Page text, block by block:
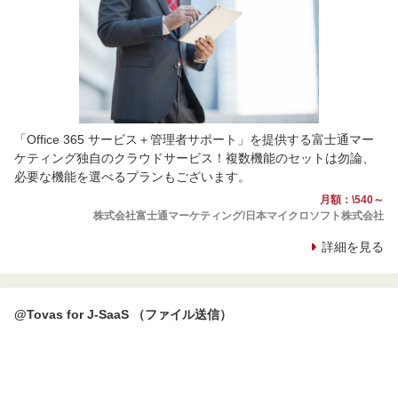
「Office 365 サービス＋管理者サポート」を提供する富士通マー
ケティング独自のクラウドサービス！複数機能のセットは勿論、
必要な機能を選べるプランもございます。
月額：\540～
株式会社富士通マーケティング/日本マイクロソフト株式会社
詳細を見る
@Tovas for J-SaaS （ファイル送信）